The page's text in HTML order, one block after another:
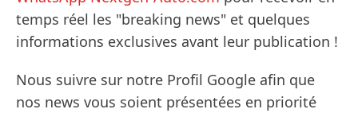
temps réel les "breaking news" et quelques
informations exclusives avant leur publication !
Nous suivre sur notre Profil Google afin que
nos news vous soient présentées en priorité